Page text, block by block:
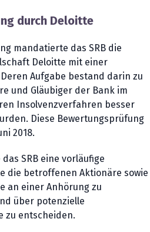
durch Deloitte
mandatierte das SRB die
Deloitte mit einer
Aufgabe bestand darin zu
und Gläubiger der Bank im
Insolvenzverfahren besser
Diese Bewertungsprüfung
2018.
SRB eine vorläufige
die betroffenen Aktionäre sowie
an einer Anhörung zu
über potenzielle
zu entscheiden.